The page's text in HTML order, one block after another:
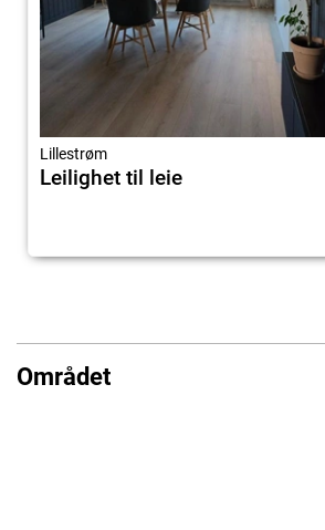
Lillestrøm
Leilighet til leie
Området